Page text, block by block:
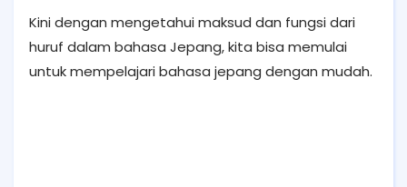
Kini dengan mengetahui maksud dan fungsi dari
huruf dalam bahasa Jepang, kita bisa memulai
untuk mempelajari bahasa jepang dengan mudah.